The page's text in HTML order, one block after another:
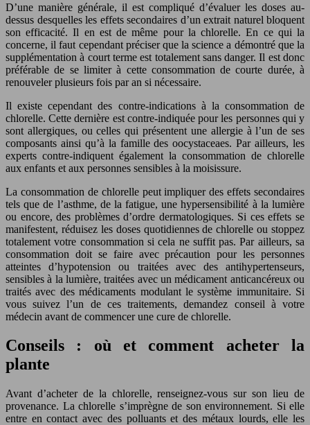
D’une manière générale, il est compliqué d’évaluer les doses au-
dessus desquelles les effets secondaires d’un extrait naturel bloquent
son efficacité. Il en est de même pour la chlorelle. En ce qui la
concerne, il faut cependant préciser que la science a démontré que la
supplémentation à court terme est totalement sans danger. Il est donc
préférable de se limiter à cette consommation de courte durée, à
renouveler plusieurs fois par an si nécessaire.
Il existe cependant des contre-indications à la consommation de
chlorelle. Cette dernière est contre-indiquée pour les personnes qui y
sont allergiques, ou celles qui présentent une allergie à l’un de ses
composants ainsi qu’à la famille des oocystaceaes. Par ailleurs, les
experts contre-indiquent également la consommation de chlorelle
aux enfants et aux personnes sensibles à la moisissure.
La consommation de chlorelle peut impliquer des effets secondaires
tels que de l’asthme, de la fatigue, une hypersensibilité à la lumière
ou encore, des problèmes d’ordre dermatologiques. Si ces effets se
manifestent, réduisez les doses quotidiennes de chlorelle ou stoppez
totalement votre consommation si cela ne suffit pas. Par ailleurs, sa
consommation doit se faire avec précaution pour les personnes
atteintes d’hypotension ou traitées avec des antihypertenseurs,
sensibles à la lumière, traitées avec un médicament anticancéreux ou
traités avec des médicaments modulant le système immunitaire. Si
vous suivez l’un de ces traitements, demandez conseil à votre
médecin avant de commencer une cure de chlorelle.
Conseils : où et comment acheter la
plante
Avant d’acheter de la chlorelle, renseignez-vous sur son lieu de
provenance. La chlorelle s’imprègne de son environnement. Si elle
entre en contact avec des polluants et des métaux lourds, elle les